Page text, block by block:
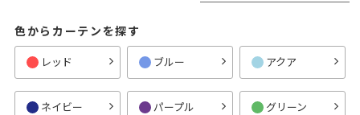
色からカーテンを探す
レッド ブルー アクア
ネイビー パープル グリーン